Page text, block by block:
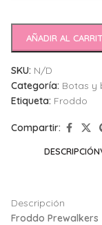
AÑADIR AL
SKU: N/D
Categoría: Botas y
Etiqueta: Froddo
Compartir:
DESCRIPCIÓN
Descripción
Froddo